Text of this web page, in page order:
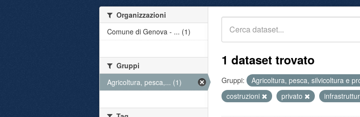
1 dataset trovato
Gruppi: Agricoltura, pesca, silvicoltura e
costruzioni
privato
Organizzazioni
Comune di Genova - ... (1)
Gruppi
Agricoltura, pesca,... (1)